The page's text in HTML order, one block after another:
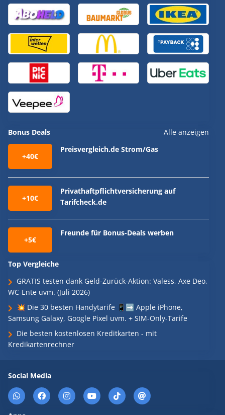
Bonus Deals Alle anzeigen
+40€
Preisvergleich.de Strom/Gas
+10€
Privathaftpflichtversicherung auf
Tarifcheck.de
+5€
Freunde für Bonus-Deals werben
Top Vergleiche
GRATIS testen dank Geld-Zurück-Aktion: Valess, Axe Deo,
WC-Ente uvm. (Juli 2026)
💥 Die 30 besten Handytarife 📱➡️ Apple iPhone,
Samsung Galaxy, Google Pixel uvm. + SIM-Only-Tarife
Die besten kostenlosen Kreditkarten - mit
Kredikartenrechner
Social Media